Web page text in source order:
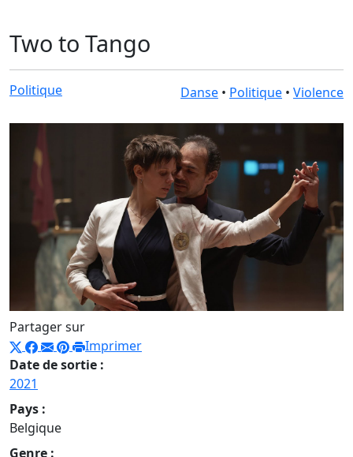
Two to Tango
Politique Danse • Politique • Violence
Partager sur
Imprimer
Date de sortie :
2021
Pays :
Belgique
Genre :